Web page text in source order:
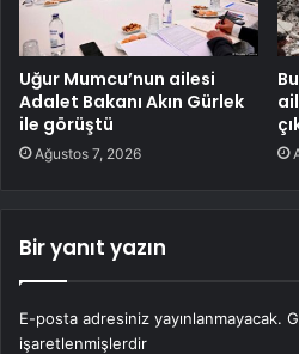
Uğur Mumcu’nun ailesi
Adalet Bakanı Akın Gürlek
ile görüştü
Ağustos 7, 2026
Bir yanıt yazın
E-posta adresiniz yayınlanmayacak.
işaretlenmişlerdir